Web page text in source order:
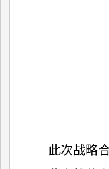
此次战略